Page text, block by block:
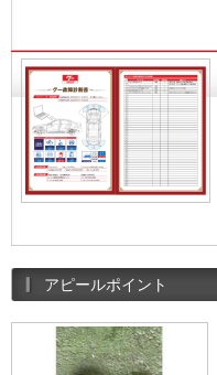
アピールポイント